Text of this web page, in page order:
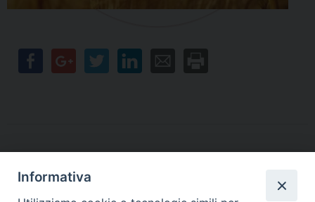
Contatti
Informativa